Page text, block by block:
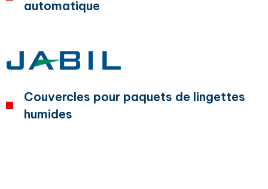
automatique
Couvercles pour paquets de lingettes
humides